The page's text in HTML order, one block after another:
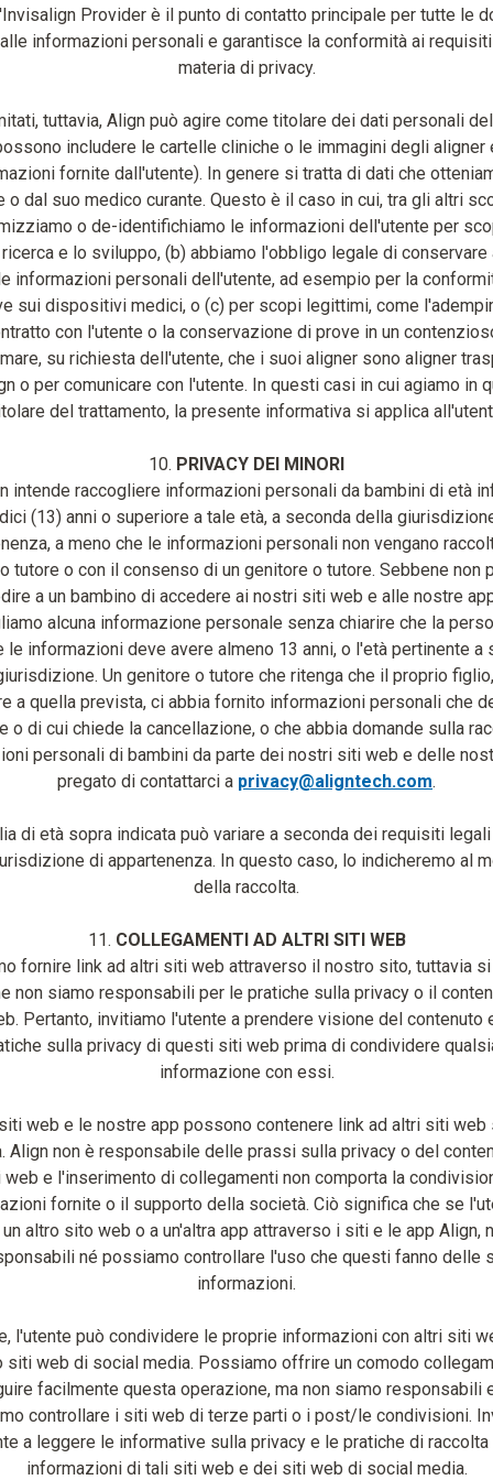
Provider è il punto di contatto principale per tutte le
informazioni personali e garantisce la conformità ai
materia di privacy.
tuttavia, Align può agire come titolare dei dati personali
includere le cartelle cliniche o le immagini degli aligner
fornite dall'utente). In genere si tratta di dati che
o dal suo medico curante. Questo è il caso in cui, tra gli altri
o de-identifichiamo le informazioni dell'utente per
e lo sviluppo, (b) abbiamo l'obbligo legale di conservare
informazioni personali dell'utente, ad esempio per la
sui dispositivi medici, o (c) per scopi legittimi, come
con l'utente o la conservazione di prove in un
su richiesta dell'utente, che i suoi aligner sono aligner
o per comunicare con l'utente. In questi casi in cui agiamo in
del trattamento, la presente informativa si applica
10. PRIVACY DEI MINORI
intende raccogliere informazioni personali da bambini di età
(13) anni o superiore a tale età, a seconda della
a meno che le informazioni personali non vengano
tutore o con il consenso di un genitore o tutore. Sebbene non
a un bambino di accedere ai nostri siti web e alle nostre
alcuna informazione personale senza chiarire che la
le informazioni deve avere almeno 13 anni, o l'età pertinente a
Un genitore o tutore che ritenga che il proprio
a quella prevista, ci abbia fornito informazioni personali che
o di cui chiede la cancellazione, o che abbia domande sulla
personali di bambini da parte dei nostri siti web e delle
pregato di contattarci a privacy@aligntech.com.
di età sopra indicata può variare a seconda dei requisiti
di appartenenza. In questo caso, lo indicheremo al
della raccolta.
11. COLLEGAMENTI AD ALTRI SITI WEB
fornire link ad altri siti web attraverso il nostro sito, tuttavia
non siamo responsabili per le pratiche sulla privacy o il
Pertanto, invitiamo l'utente a prendere visione del contenuto
sulla privacy di questi siti web prima di condividere
informazione con essi.
web e le nostre app possono contenere link ad altri siti web
Align non è responsabile delle prassi sulla privacy o del
e l'inserimento di collegamenti non comporta la
fornite o il supporto della società. Ciò significa che se
altro sito web o a un'altra app attraverso i siti e le app Align,
né possiamo controllare l'uso che questi fanno delle
informazioni.
l'utente può condividere le proprie informazioni con altri siti
siti web di social media. Possiamo offrire un comodo
facilmente questa operazione, ma non siamo responsabili
controllare i siti web di terze parti o i post/le condivisioni.
a leggere le informative sulla privacy e le pratiche di
informazioni di tali siti web e dei siti web di social media.